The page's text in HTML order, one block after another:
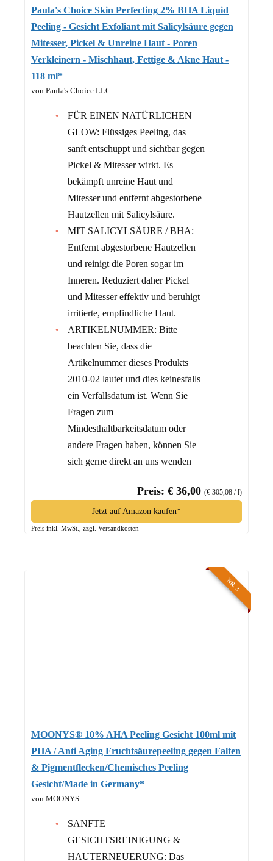
Paula's Choice Skin Perfecting 2% BHA Liquid
Peeling - Gesicht Exfoliant mit Salicylsäure gegen
Mitesser, Pickel & Unreine Haut - Poren
Verkleinern - Mischhaut, Fettige & Akne Haut -
118 ml*
von Paula's Choice LLC
FÜR EINEN NATÜRLICHEN
GLOW: Flüssiges Peeling, das
sanft entschuppt und sichtbar gegen
Pickel & Mitesser wirkt. Es
bekämpft unreine Haut und
Mitesser und entfernt abgestorbene
Hautzellen mit Salicylsäure.
MIT SALICYLSÄURE / BHA:
Entfernt abgestorbene Hautzellen
und reinigt die Poren sogar im
Inneren. Reduziert daher Pickel
und Mitesser effektiv und beruhigt
irritierte, empfindliche Haut.
ARTIKELNUMMER: Bitte
beachten Sie, dass die
Artikelnummer dieses Produkts
2010-02 lautet und dies keinesfalls
ein Verfallsdatum ist. Wenn Sie
Fragen zum
Mindesthaltbarkeitsdatum oder
andere Fragen haben, können Sie
sich gerne direkt an uns wenden
Preis: € 36,00 (€ 305,08 / l)
Jetzt auf Amazon kaufen*
Preis inkl. MwSt., zzgl. Versandkosten
NR. 3
MOONYS® 10% AHA Peeling Gesicht 100ml mit
PHA / Anti Aging Fruchtsäurepeeling gegen Falten
& Pigmentflecken/Chemisches Peeling
Gesicht/Made in Germany*
von MOONYS
SANFTE
GESICHTSREINIGUNG &
HAUTERNEUERUNG: Das